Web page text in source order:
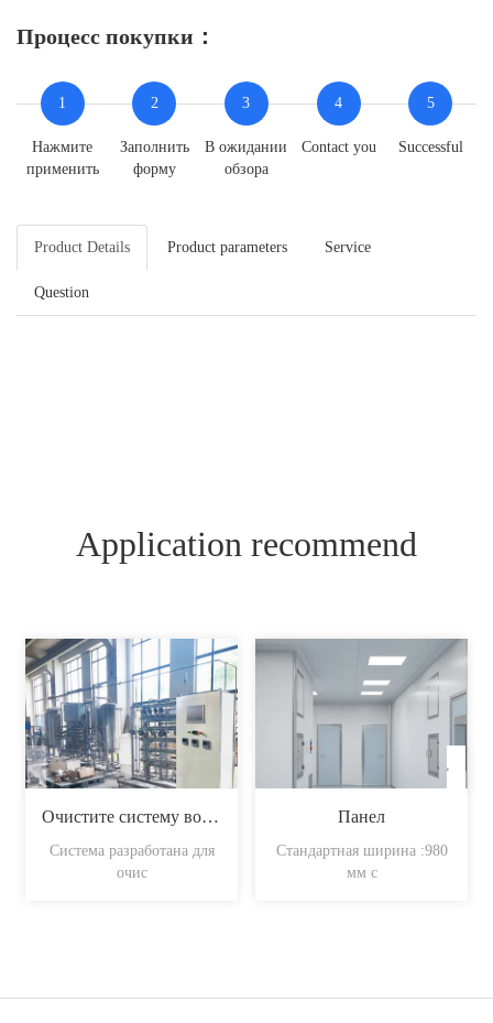
Процесс покупки：
1
Нажмите
применить
2
Заполнить
форму
3
В ожидании
обзора
4
Contact you
5
Successful
Product Details Product parameters Service
Question
Application recommend
Очистите систему воды
Система разработана для
очис
Панел
Стандартная ширина :980
мм с